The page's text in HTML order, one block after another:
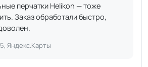
перчатки Helikon — тоже
Заказ обработали быстро,
Яндекс.Карты